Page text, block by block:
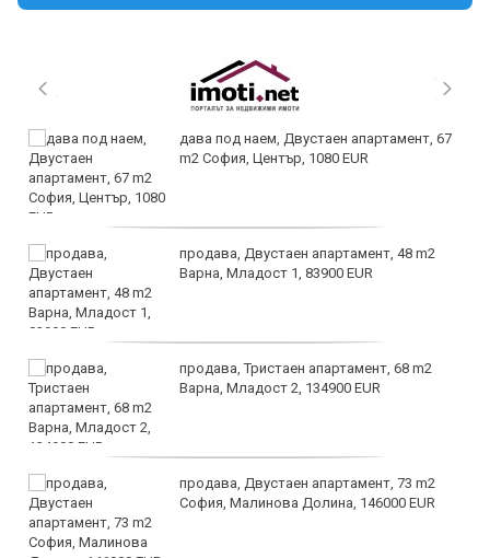
дава под наем, Двустаен апартамент, 67
m2 София, Център, 1080 EUR
продава, Двустаен апартамент, 48 m2
Варна, Младост 1, 83900 EUR
продава, Тристаен апартамент, 68 m2
Варна, Младост 2, 134900 EUR
продава, Двустаен апартамент, 73 m2
София, Малинова Долина, 146000 EUR